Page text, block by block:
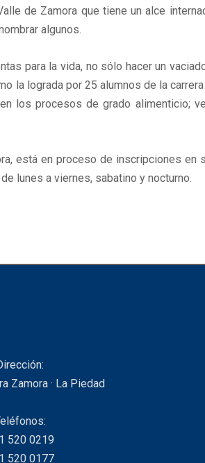
de Zamora que tiene un alce
algunos.
para la vida, no sólo hacer un
la lograda por 25 alumnos de la
los procesos de grado alimenticio;
está en proceso de inscripciones
lunes a viernes, sabatino y nocturno.
Zamora · La Piedad
520 0219
520 0177